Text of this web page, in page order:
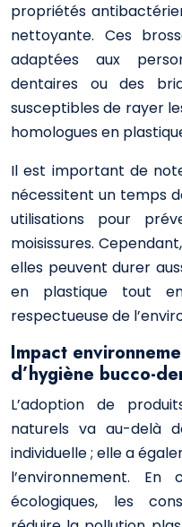
propriétés
nettoyante. Ces
adaptées aux
dentaires ou des
susceptibles de rayer
homologues en
Il est important de
nécessitent un temps
utilisations pour
moisissures.
elles peuvent durer
en plastique tout
respectueuse de
Impact
d’hygiène bucco-
L’adoption de
naturels va au-delà
individuelle ; elle a
l’environnement. En
écologiques, les